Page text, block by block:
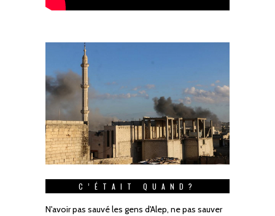
C’ÉTAIT QUAND?
N'avoir pas sauvé les gens d'Alep, ne pas sauver